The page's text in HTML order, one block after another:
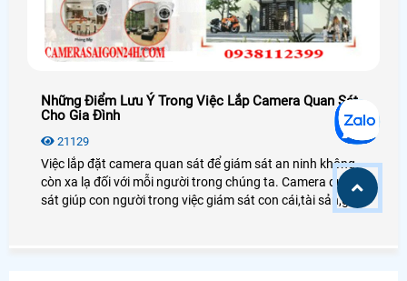
Những Điểm Lưu Ý Trong Việc Lắp Camera Quan Sát
Cho Gia Đình
21129
Việc lắp đặt camera quan sát để giám sát an ninh không
còn xa lạ đối với mỗi người trong chúng ta. Camera quan
sát giúp con người trong việc giám sát con cái,tài sản,giúp